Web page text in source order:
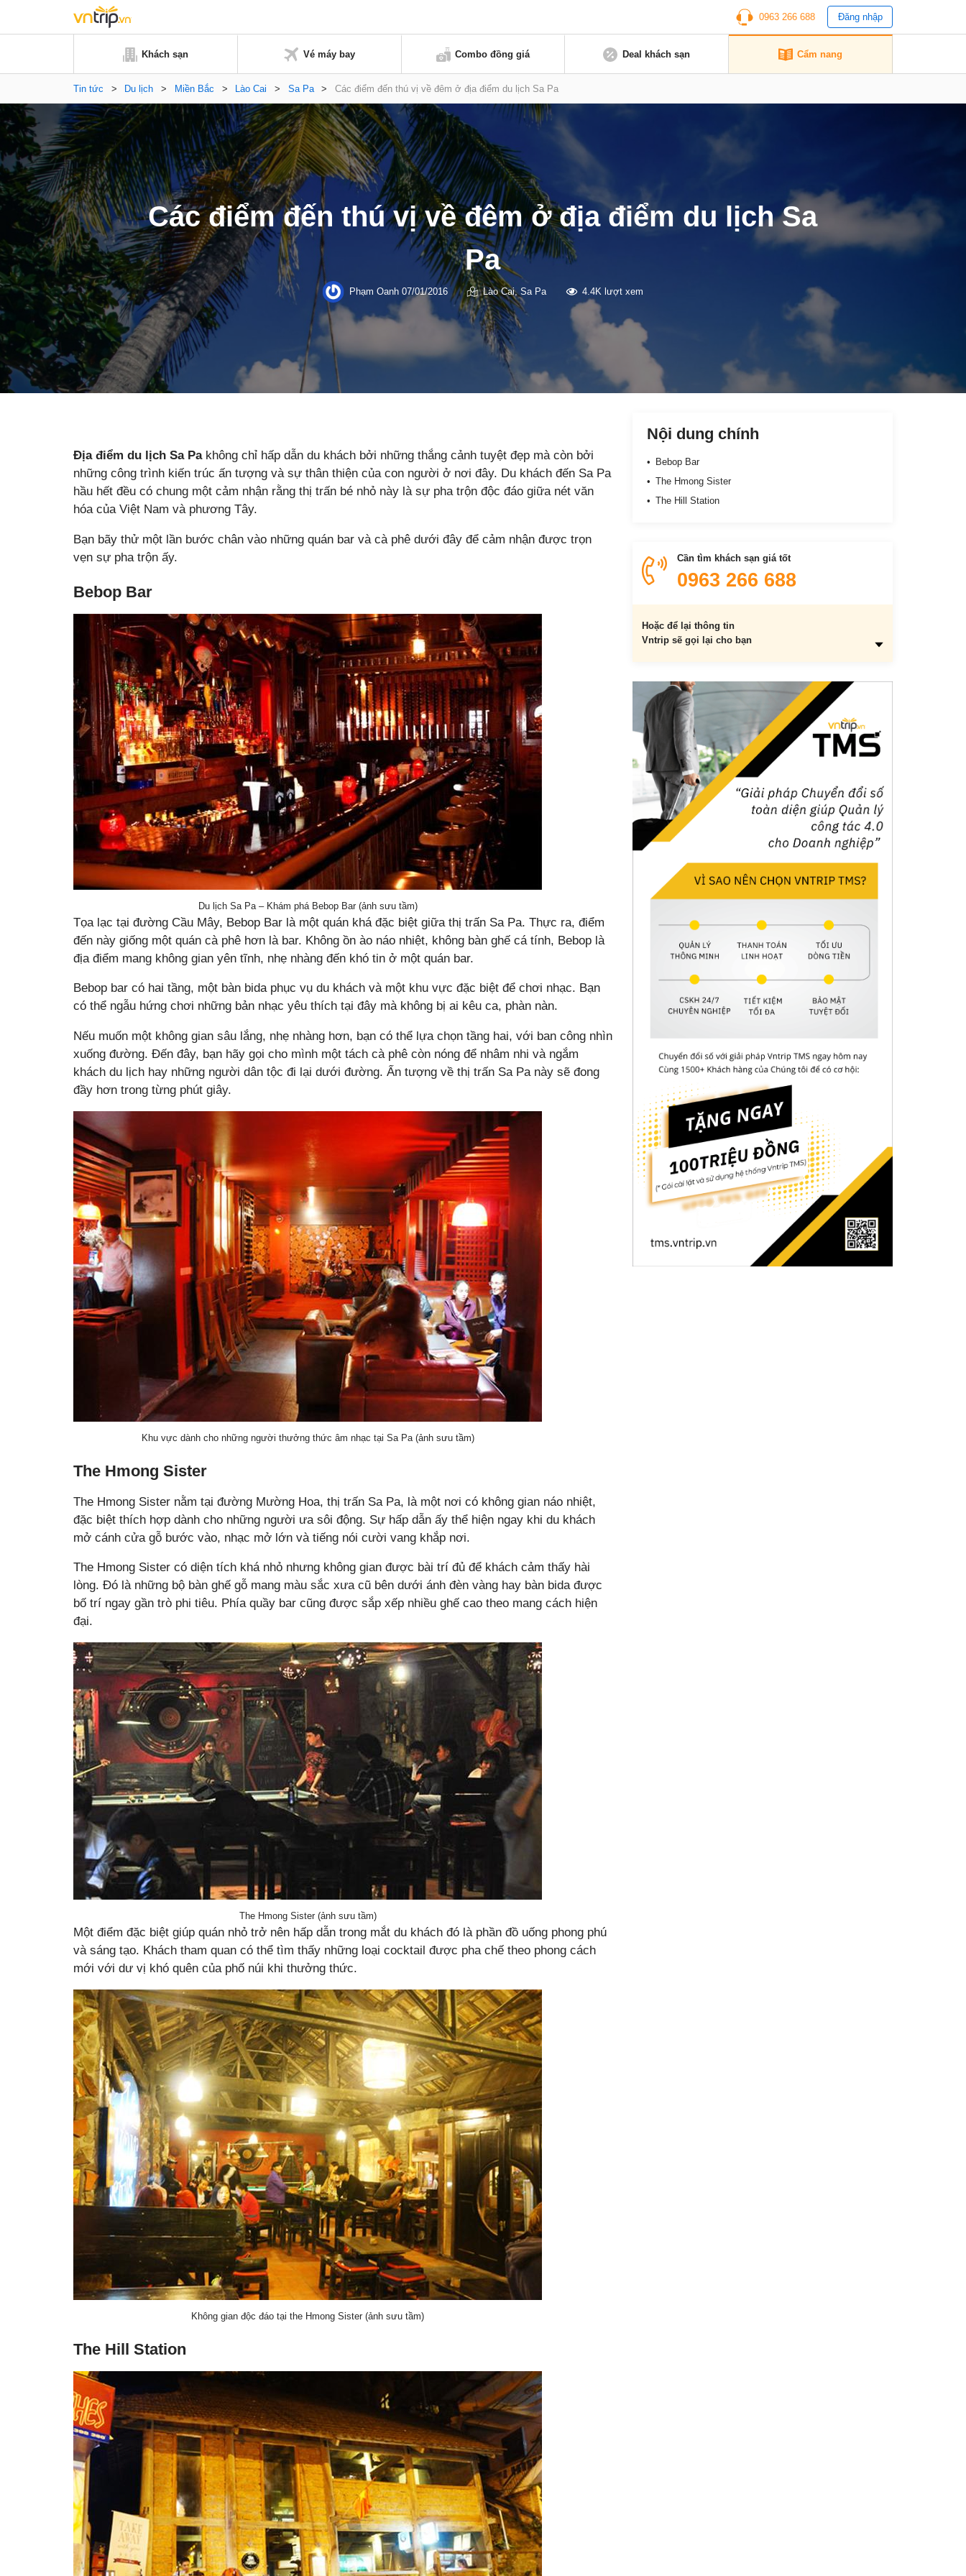
0963 266 688 Đăng nhập
Khách sạn Vé máy bay Combo đồng giá Deal khách sạn Cẩm nang
Tin tức > Du lịch > Miền Bắc > Lào Cai > Sa Pa > Các điểm đến thú vị về đêm ở địa điểm du lịch Sa Pa
Các điểm đến thú vị về đêm ở địa điểm du lịch Sa
Pa
Phạm Oanh07/01/2016 Lào Cai,Sa Pa 4.4K lượt xem
Địa điểm du lịch Sa Pakhông chỉ hấp dẫn du khách bởi những thắng cảnh tuyệt đẹp mà còn bởi
những công trình kiến trúc ấn tượng và sự thân thiện của con người ở nơi đây. Du khách đến Sa Pa
hầu hết đều có chung một cảm nhận rằng thị trấn bé nhỏ này là sự pha trộn độc đáo giữa nét văn
hóa của Việt Nam và phương Tây.
Bạn bãy thử một lần bước chân vào những quán bar và cà phê dưới đây để cảm nhận được trọn
vẹn sự pha trộn ấy.
Bebop Bar
Du lịch Sa Pa – Khám phá Bebop Bar (ảnh sưu tầm)
Tọa lạc tại đường Cầu Mây, Bebop Bar là một quán khá đặc biệt giữa thị trấn Sa Pa. Thực ra, điểm
đến này giống một quán cà phê hơn là bar. Không ồn ào náo nhiệt, không bàn ghế cá tính, Bebop là
địa điểm mang không gian yên tĩnh, nhẹ nhàng đến khó tin ở một quán bar.
Bebop bar có hai tầng, một bàn bida phục vụ du khách và một khu vực đặc biệt để chơi nhạc. Bạn
có thể ngẫu hứng chơi những bản nhạc yêu thích tại đây mà không bị ai kêu ca, phàn nàn.
Nếu muốn một không gian sâu lắng, nhẹ nhàng hơn, bạn có thể lựa chọn tầng hai, với ban công nhìn
xuống đường. Đến đây, bạn hãy gọi cho mình một tách cà phê còn nóng để nhâm nhi và ngắm
khách du lịch hay những người dân tộc đi lại dưới đường. Ấn tượng về thị trấn Sa Pa này sẽ đong
đầy hơn trong từng phút giây.
Khu vực dành cho những người thưởng thức âm nhạc tại Sa Pa (ảnh sưu tầm)
The Hmong Sister
The Hmong Sister nằm tại đường Mường Hoa, thị trấn Sa Pa, là một nơi có không gian náo nhiệt,
đặc biệt thích hợp dành cho những người ưa sôi động. Sự hấp dẫn ấy thể hiện ngay khi du khách
mở cánh cửa gỗ bước vào, nhạc mở lớn và tiếng nói cười vang khắp nơi.
The Hmong Sister có diện tích khá nhỏ nhưng không gian được bài trí đủ để khách cảm thấy hài
lòng. Đó là những bộ bàn ghế gỗ mang màu sắc xưa cũ bên dưới ánh đèn vàng hay bàn bida được
bố trí ngay gần trò phi tiêu. Phía quầy bar cũng được sắp xếp nhiều ghế cao theo mang cách hiện
đại.
The Hmong Sister (ảnh sưu tầm)
Một điểm đặc biệt giúp quán nhỏ trở nên hấp dẫn trong mắt du khách đó là phần đồ uống phong phú
và sáng tạo. Khách tham quan có thể tìm thấy những loại cocktail được pha chế theo phong cách
mới với dư vị khó quên của phố núi khi thưởng thức.
Không gian độc đáo tại the Hmong Sister (ảnh sưu tầm)
The Hill Station
Nội dung chính
Bebop Bar
The Hmong Sister
The Hill Station
Cần tìm khách sạn giá tốt
0963 266 688
Hoặc để lại thông tin
Vntrip sẽ gọi lại cho bạn